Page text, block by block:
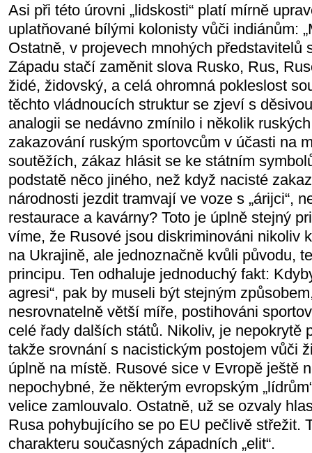
Asi při této úrovni „lidskosti“ platí mírně
uplatňované bílými kolonisty vůči indiánům:
Ostatně, v projevech mnohých představitelů
Západu stačí zaměnit slova Rusko, Rus,
židé, židovský, a celá ohromná pokleslost
těchto vládnoucích struktur se zjeví s
analogii se nedávno zmínilo i několik
zakazování ruským sportovcům v účasti na
soutěžích, zákaz hlásit se ke státním
podstatě něco jiného, než když nacisté
národnosti jezdit tramvají ve voze s „árijci“,
restaurace a kavárny? Toto je úplně stejný
víme, že Rusové jsou diskriminováni nikoliv
na Ukrajině, ale jednoznačně kvůli původu,
principu. Ten odhaluje jednoduchý fakt:
agresi“, pak by museli být stejným
nesrovnatelně větší míře, postihováni
celé řady dalších států. Nikoliv, je nepokrytě
takže srovnání s nacistickým postojem vůči
úplně na místě. Rusové sice v Evropě ještě
nepochybné, že některým evropským
velice zamlouvalo. Ostatně, už se ozvaly
Rusa pohybujícího se po EU pečlivě střežit.
charakteru současných západních „elit“.